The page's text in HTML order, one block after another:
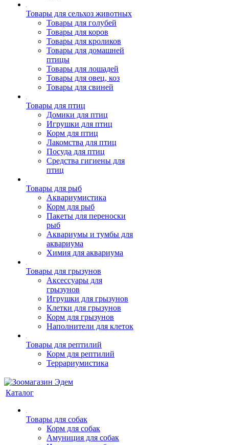
Товары для сельхоз животных
Товары для голубей
Товары для коров
Товары для кроликов
Товары для домашней
птицы
Товары для лошадей
Товары для овец, коз
Товары для свиней
Товары для птиц
Домики для птиц
Игрушки для птиц
Корм для птиц
Лакомства для птиц
Посуда для птиц
Средства гигиены для
птиц
Товары для рыб
Аквариумистика
Корм для рыб
Пакеты для переноски
рыб
Аквариумы и тумбы для
аквариума
Химия для аквариума
Товары для грызунов
Аксессуары для
грызунов
Игрушки для грызунов
Клетки для грызунов
Корм для грызунов
Наполнители для клеток
Товары для рептилий
Корм для рептилий
Террариумистика
Каталог
Товары для собак
Корм для собак
Амуниция для собак